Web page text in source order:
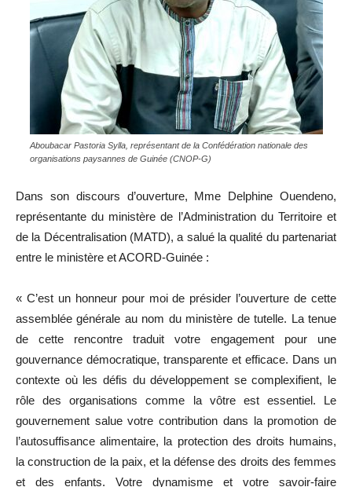
Aboubacar Pastoria Sylla, représentant de la Confédération nationale des
organisations paysannes de Guinée (CNOP-G)
Dans son discours d’ouverture, Mme Delphine Ouendeno,
représentante du ministère de l’Administration du Territoire et
de la Décentralisation (MATD), a salué la qualité du partenariat
entre le ministère et ACORD-Guinée :
« C’est un honneur pour moi de présider l’ouverture de cette
assemblée générale au nom du ministère de tutelle. La tenue
de cette rencontre traduit votre engagement pour une
gouvernance démocratique, transparente et efficace. Dans un
contexte où les défis du développement se complexifient, le
rôle des organisations comme la vôtre est essentiel. Le
gouvernement salue votre contribution dans la promotion de
l’autosuffisance alimentaire, la protection des droits humains,
la construction de la paix, et la défense des droits des femmes
et des enfants. Votre dynamisme et votre savoir-faire